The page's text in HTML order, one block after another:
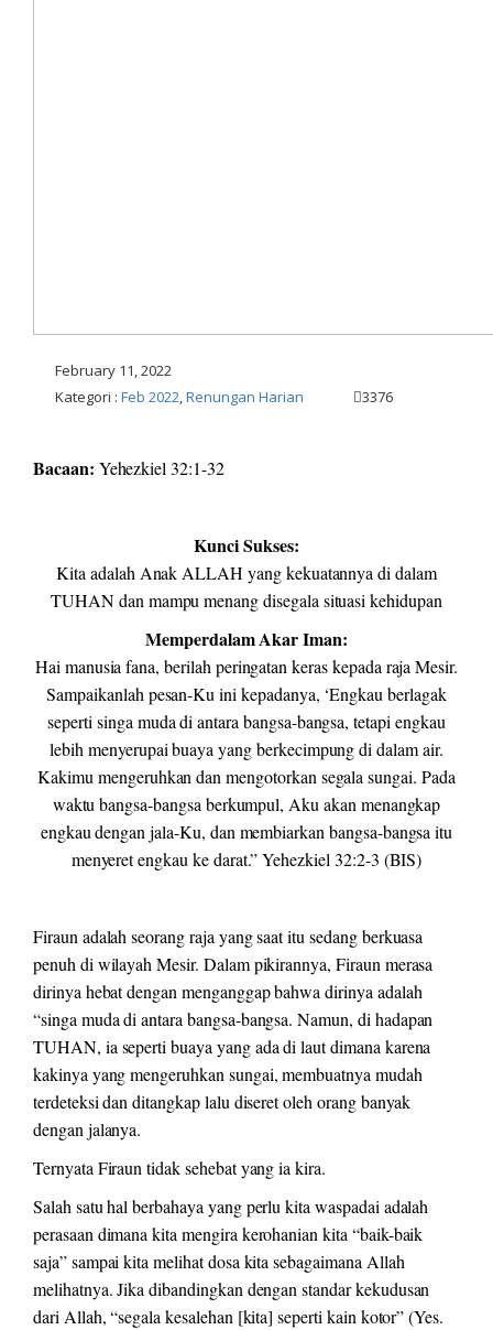
February 11, 2022
Kategori : Feb 2022,Renungan Harian 3376
Bacaan: Yehezkiel 32:1-32
Kunci Sukses:
Kita adalah Anak ALLAH yang kekuatannya di dalam
TUHAN dan mampu menang disegala situasi kehidupan
Memperdalam Akar Iman:
Hai manusia fana, berilah peringatan keras kepada raja Mesir.
Sampaikanlah pesan-Ku ini kepadanya, ‘Engkau berlagak
seperti singa muda di antara bangsa-bangsa, tetapi engkau
lebih menyerupai buaya yang berkecimpung di dalam air.
Kakimu mengeruhkan dan mengotorkan segala sungai. Pada
waktu bangsa-bangsa berkumpul, Aku akan menangkap
engkau dengan jala-Ku, dan membiarkan bangsa-bangsa itu
menyeret engkau ke darat.” Yehezkiel 32:2-3 (BIS)
Firaun adalah seorang raja yang saat itu sedang berkuasa
penuh di wilayah Mesir. Dalam pikirannya, Firaun merasa
dirinya hebat dengan menganggap bahwa dirinya adalah
“singa muda di antara bangsa-bangsa. Namun, di hadapan
TUHAN, ia seperti buaya yang ada di laut dimana karena
kakinya yang mengeruhkan sungai, membuatnya mudah
terdeteksi dan ditangkap lalu diseret oleh orang banyak
dengan jalanya.
Ternyata Firaun tidak sehebat yang ia kira.
Salah satu hal berbahaya yang perlu kita waspadai adalah
perasaan dimana kita mengira kerohanian kita “baik-baik
saja” sampai kita melihat dosa kita sebagaimana Allah
melihatnya. Jika dibandingkan dengan standar kekudusan
dari Allah, “segala kesalehan [kita] seperti kain kotor” (Yes.